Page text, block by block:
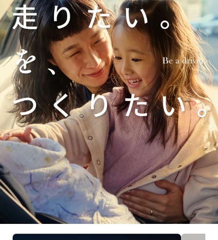
オーナーサポート
中古車
リコール情報
お問合せ/FAQ
ニュースルーム
企業・IR・採用